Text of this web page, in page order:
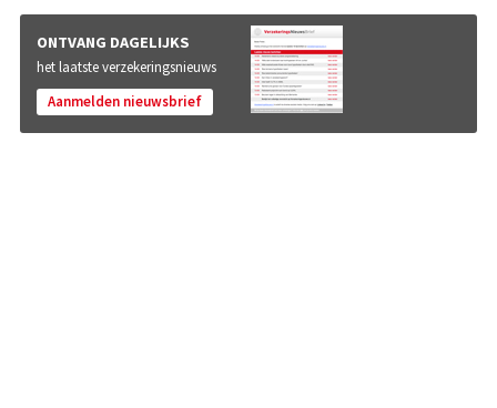
ONTVANG DAGELIJKS
het laatste verzekeringsnieuws
Aanmelden nieuwsbrief